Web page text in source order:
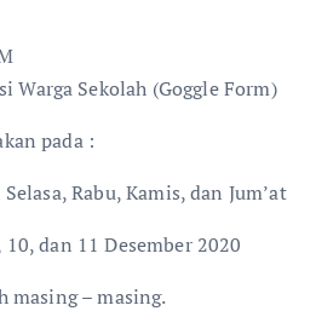
Warga Sekolah (Goggle Form)
pada :
Rabu, Kamis, dan Jum’at
dan 11 Desember 2020
– masing.